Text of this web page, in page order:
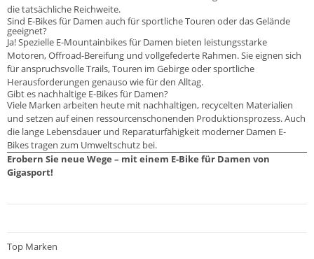
die tatsächliche Reichweite.
Sind E-Bikes für Damen auch für sportliche Touren oder das Gelände
geeignet?
Ja! Spezielle E-Mountainbikes für Damen bieten leistungsstarke
Motoren, Offroad-Bereifung und vollgefederte Rahmen. Sie eignen sich
für anspruchsvolle Trails, Touren im Gebirge oder sportliche
Herausforderungen genauso wie für den Alltag.
Gibt es nachhaltige E-Bikes für Damen?
Viele Marken arbeiten heute mit nachhaltigen, recycelten Materialien
und setzen auf einen ressourcenschonenden Produktionsprozess. Auch
die lange Lebensdauer und Reparaturfähigkeit moderner Damen E-
Bikes tragen zum Umweltschutz bei.
Erobern Sie neue Wege – mit einem E-Bike für Damen von
Gigasport!
Top Marken